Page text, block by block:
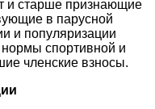
и старше признающие
в парусной
и популяризации
спортивной и
членские взносы.